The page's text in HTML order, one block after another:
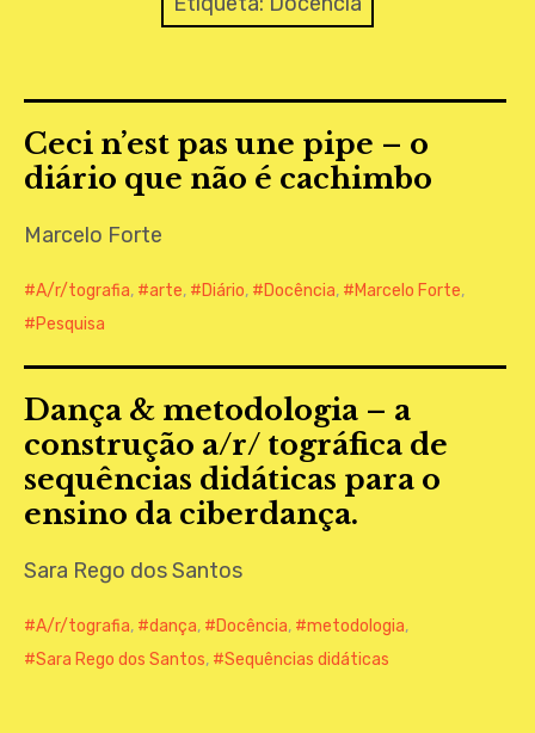
MAPEAMENTO
REVISTA IEPA
CONTATO
Ceci n’est pas une pipe – o
diário que não é cachimbo
Marcelo Forte
A/r/tografia, arte, Diário, Docência, Marcelo Forte,
Pesquisa
Dança & metodologia – a
construção a/r/ tográfica de
sequências didáticas para o
ensino da ciberdança.
Sara Rego dos Santos
A/r/tografia, dança, Docência, metodologia,
Sara Rego dos Santos, Sequências didáticas